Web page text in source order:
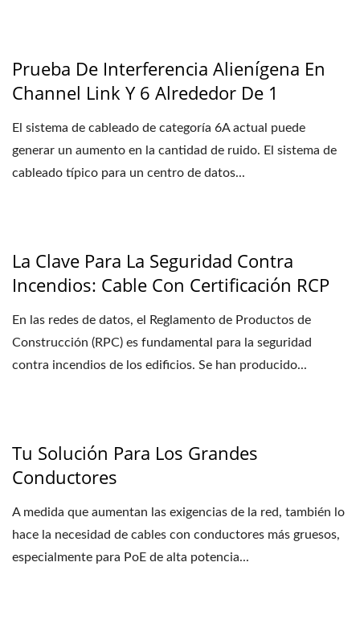
Prueba De Interferencia Alienígena En
Channel Link Y 6 Alrededor De 1
El sistema de cableado de categoría 6A actual puede
generar un aumento en la cantidad de ruido. El sistema de
cableado típico para un centro de datos...
La Clave Para La Seguridad Contra
Incendios: Cable Con Certificación RCP
En las redes de datos, el Reglamento de Productos de
Construcción (RPC) es fundamental para la seguridad
contra incendios de los edificios. Se han producido...
Tu Solución Para Los Grandes
Conductores
A medida que aumentan las exigencias de la red, también lo
hace la necesidad de cables con conductores más gruesos,
especialmente para PoE de alta potencia...